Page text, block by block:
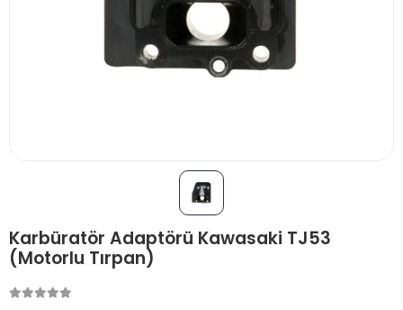
Karbüratör Adaptörü Kawasaki TJ53
(Motorlu Tırpan)